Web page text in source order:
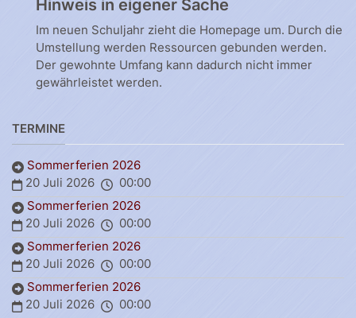
Hinweis in eigener Sache
Im neuen Schuljahr zieht die Homepage um. Durch die
Umstellung werden Ressourcen gebunden werden.
Der gewohnte Umfang kann dadurch nicht immer
gewährleistet werden.
TERMINE
Sommerferien 2026
20 Juli 2026
00:00
Sommerferien 2026
20 Juli 2026
00:00
Sommerferien 2026
20 Juli 2026
00:00
Sommerferien 2026
20 Juli 2026
00:00